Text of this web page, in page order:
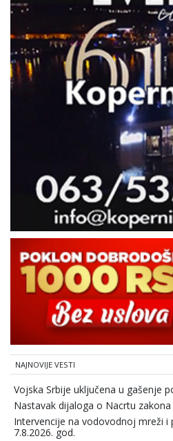
NAJNOVIJE VESTI
Vojska Srbije uključena u gašenje
Nastavak dijaloga o Nacrtu
Intervencije na vodovodnoj mreži i
7.8.2026. god.